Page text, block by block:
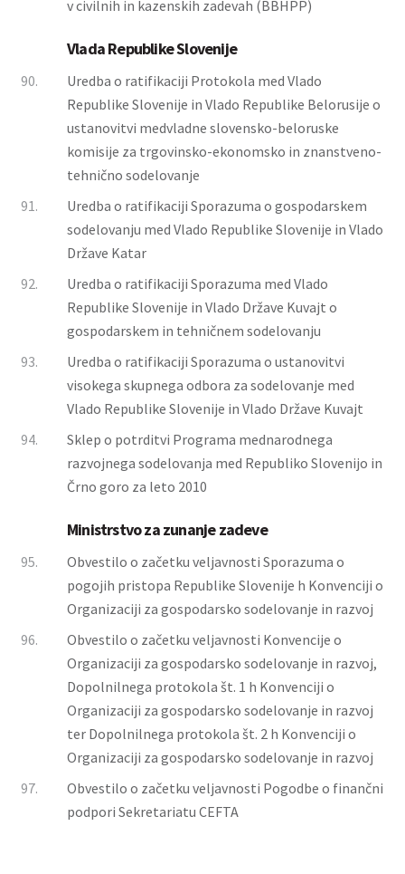
v civilnih in kazenskih zadevah (BBHPP)
Vlada Republike Slovenije
90.
Uredba o ratifikaciji Protokola med Vlado
Republike Slovenije in Vlado Republike Belorusije o
ustanovitvi medvladne slovensko-beloruske
komisije za trgovinsko-ekonomsko in znanstveno-
tehnično sodelovanje
91.
Uredba o ratifikaciji Sporazuma o gospodarskem
sodelovanju med Vlado Republike Slovenije in Vlado
Države Katar
92.
Uredba o ratifikaciji Sporazuma med Vlado
Republike Slovenije in Vlado Države Kuvajt o
gospodarskem in tehničnem sodelovanju
93.
Uredba o ratifikaciji Sporazuma o ustanovitvi
visokega skupnega odbora za sodelovanje med
Vlado Republike Slovenije in Vlado Države Kuvajt
94.
Sklep o potrditvi Programa mednarodnega
razvojnega sodelovanja med Republiko Slovenijo in
Črno goro za leto 2010
Ministrstvo za zunanje zadeve
95.
Obvestilo o začetku veljavnosti Sporazuma o
pogojih pristopa Republike Slovenije h Konvenciji o
Organizaciji za gospodarsko sodelovanje in razvoj
96.
Obvestilo o začetku veljavnosti Konvencije o
Organizaciji za gospodarsko sodelovanje in razvoj,
Dopolnilnega protokola št. 1 h Konvenciji o
Organizaciji za gospodarsko sodelovanje in razvoj
ter Dopolnilnega protokola št. 2 h Konvenciji o
Organizaciji za gospodarsko sodelovanje in razvoj
97.
Obvestilo o začetku veljavnosti Pogodbe o finančni
podpori Sekretariatu CEFTA